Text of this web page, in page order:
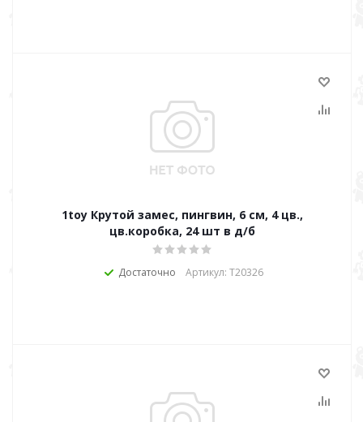
1toy Крутой замес, пингвин, 6 см, 4 цв.,
цв.коробка, 24 шт в д/б
Достаточно Артикул: Т20326